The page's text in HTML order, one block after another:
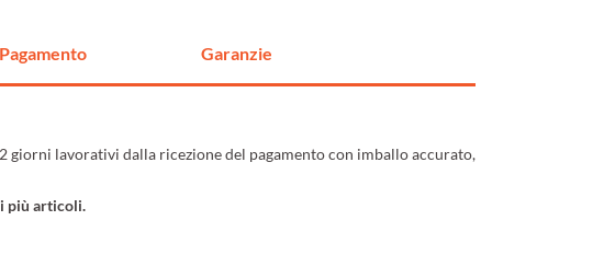
Pagamento Garanzie
giorni lavorativi dalla ricezione del pagamento con imballo accurato,
più articoli.